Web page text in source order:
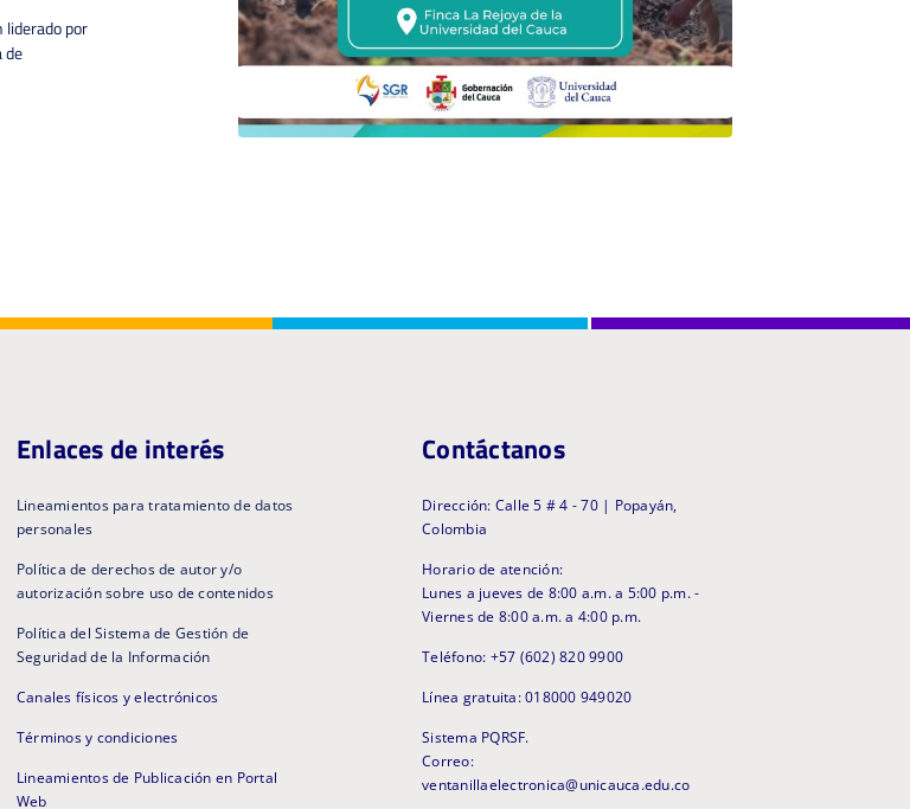
por
de
Enlaces de interés
Lineamientos para tratamiento de datos
personales
Política de derechos de autor y/o
autorización sobre uso de contenidos
Política del Sistema de Gestión de
Seguridad de la Información
Canales físicos y electrónicos
Términos y condiciones
Lineamientos de Publicación en Portal
Web
Contáctanos
Dirección: Calle 5 # 4 - 70 | Popayán,
Colombia
Horario de atención:
Lunes a jueves de 8:00 a.m. a 5:00 p.m. -
Viernes de 8:00 a.m. a 4:00 p.m.
Teléfono: +57 (602) 820 9900
Línea gratuita: 018000 949020
Sistema PQRSF.
Correo:
ventanillaelectronica@unicauca.edu.co